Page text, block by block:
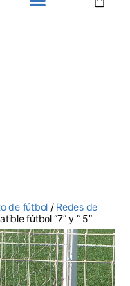
de fútbol / Redes de
fútbol “7” y “ 5”